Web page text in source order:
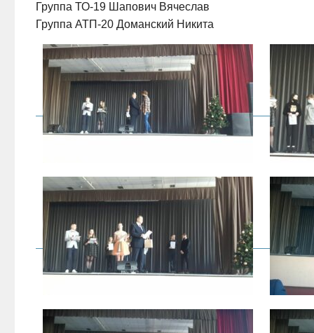
Группа ТО-19Шапович Вячеслав
Группа АТП-20Доманский Никита